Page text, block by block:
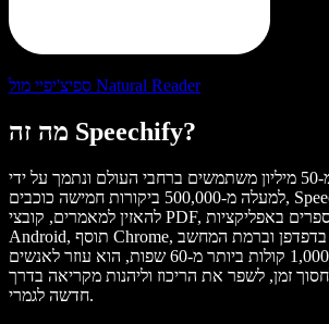
ספיצ'יפיי מול Natural Reader
מה זה Speechify?
מהימן על ידי יותר מ-50 מיליון משתמשים ברחבי העולם ונתמך על ידי
למעלה מ-500,000 ביקורות חמישה כוכבים, Speechify מקל עליכם
להאזין למאמרים, קובצי PDF, אימיילים וספרים באפליקציות iOS,
עם גישה ליותר מ-1,000 קולות ביותר מ-60 שפות, הוא עוזר לאנשים
מדינות לחסוך זמן, לשפר את הריכוז וליהנות מקריאה בדרך
חדשה לגמרי.